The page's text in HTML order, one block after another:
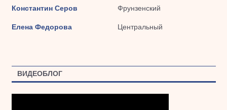
Константин Серов Фрунзенский
Елена Федорова Центральный
ВИДЕОБЛОГ